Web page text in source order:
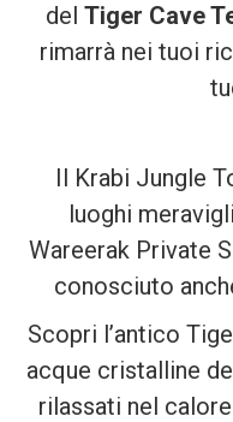
del Tiger Cave
rimarrà nei tuoi
Il Krabi Jungle
luoghi
Wareerak Private
conosciuto
Scopri l’antico
acque cristalline
rilassati nel